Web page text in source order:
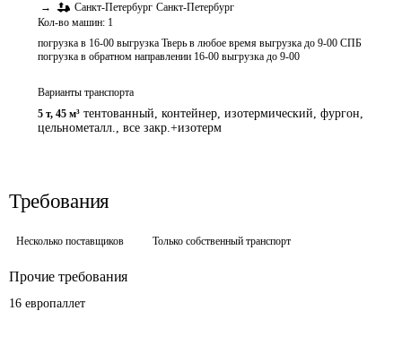
→
Санкт-Петербург Санкт-Петербург
Кол-во машин: 1
погрузка в 16-00 выгрузка Тверь в любое время выгрузка до 9-00 СПБ
погрузка в обратном направлении 16-00 выгрузка до 9-00
Варианты транспорта
5 т, 45 м³ тентованный, контейнер, изотермический, фургон,
цельнометалл., все закр.+изотерм
Требования
Несколько поставщиков Только собственный транспорт
Прочие требования
16 европаллет